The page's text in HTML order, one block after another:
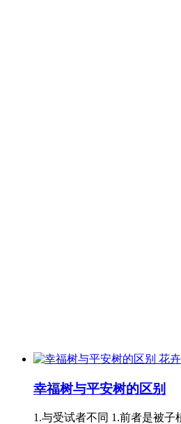
花卉
幸福树与平安树的区别
1.与受试者不同 1.前者是被